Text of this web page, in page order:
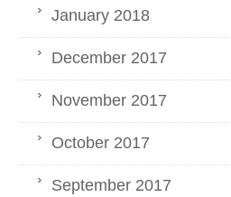
January 2018
December 2017
November 2017
October 2017
September 2017